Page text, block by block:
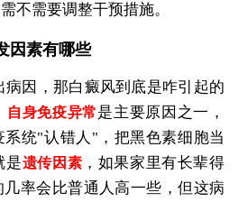
不需要调整干预措施。
因素有哪些
病因，那白癜风到底是咋引起的
自身免疫异常是主要原因之一，
统"认错人"，把黑色素细胞当
是遗传因素 ，如果家里有长辈得
率会比普通人高一些，但这病